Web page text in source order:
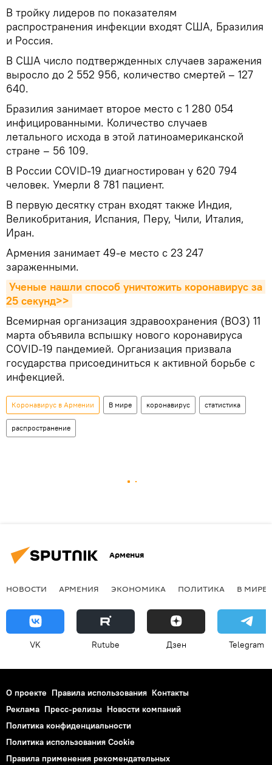
В тройку лидеров по показателям
распространения инфекции входят США, Бразилия
и Россия.
В США число подтвержденных случаев заражения
выросло до 2 552 956, количество смертей – 127
640.
Бразилия занимает второе место с 1 280 054
инфицированными. Количество случаев
летального исхода в этой латиноамериканской
стране – 56 109.
В России COVID-19 диагностирован у 620 794
человек. Умерли 8 781 пациент.
В первую десятку стран входят также Индия,
Великобритания, Испания, Перу, Чили, Италия,
Иран.
Армения занимает 49-е место с 23 247
зараженными.
Ученые нашли способ уничтожить коронавирус за
25 секунд>>
Всемирная организация здравоохранения (ВОЗ) 11
марта объявила вспышку нового коронавируса
COVID-19 пандемией. Организация призвала
государства присоединиться к активной борьбе с
инфекцией.
Коронавирус в Армении В мире коронавирус статистика
распространение
Армения
НОВОСТИ АРМЕНИЯ ЭКОНОМИКА ПОЛИТИКА В МИРЕ
VK Rutube Дзен Telegram
О проекте Правила использования Контакты
Реклама Пресс-релизы Новости компаний
Политика конфиденциальности
Политика использования Cookie
Правила применения рекомендательных